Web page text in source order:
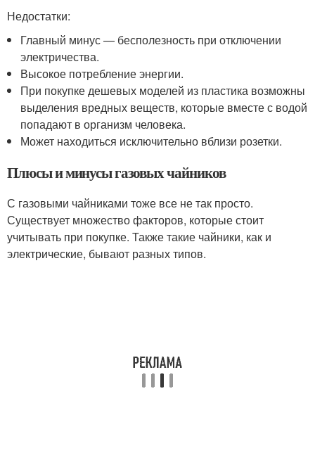
Недостатки:
Главный минус — бесполезность при отключении
электричества.
Высокое потребление энергии.
При покупке дешевых моделей из пластика возможны
выделения вредных веществ, которые вместе с водой
попадают в организм человека.
Может находиться исключительно вблизи розетки.
Плюсы и минусы газовых чайников
С газовыми чайниками тоже все не так просто.
Существует множество факторов, которые стоит
учитывать при покупке. Также такие чайники, как и
электрические, бывают разных типов.